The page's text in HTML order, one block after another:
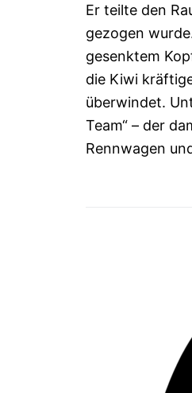
Er teilte den
gezogen
gesenktem
die Kiwi
überwindet.
Team“ – der
Rennwagen